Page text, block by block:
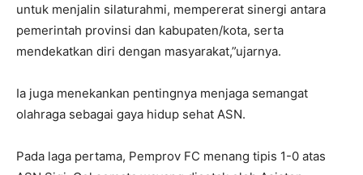
untuk menjalin silaturahmi, mempererat sinergi antara
pemerintah provinsi dan kabupaten/kota, serta
mendekatkan diri dengan masyarakat,”ujarnya.
Ia juga menekankan pentingnya menjaga semangat
olahraga sebagai gaya hidup sehat ASN.
Pada laga pertama, Pemprov FC menang tipis 1-0 atas